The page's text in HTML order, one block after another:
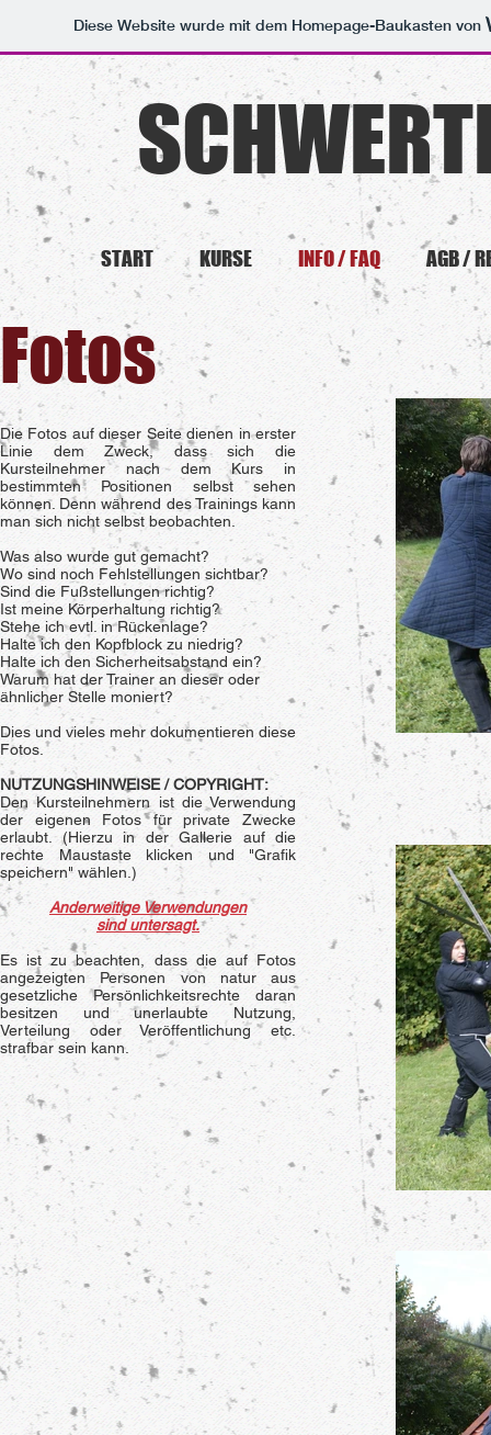
Diese Website wurde mit dem Homepage-Baukasten von
START KURSE INFO / FAQ AGB /
Fotos
Die Fotos auf dieser Seite dienen in erster
Linie dem Zweck, dass sich die
Kursteilnehmer nach dem Kurs in
bestimmten Positionen selbst sehen
können. Denn während des Trainings kann
man sich nicht selbst beobachten.
Was also wurde gut gemacht?
Wo sind noch Fehlstellungen sichtbar?
Sind die Fußstellungen richtig?
Ist meine Körperhaltung richtig?
Stehe ich evtl. in Rückenlage?
Halte ich den Kopfblock zu niedrig?
Halte ich den Sicherheitsabstand ein?
Warum hat der Trainer an dieser oder
ähnlicher Stelle moniert?
Dies und vieles mehr dokumentieren diese
Fotos.
NUTZUNGSHINWEISE / COPYRIGHT:
Den Kursteilnehmern ist die Verwendung
der eigenen Fotos für private Zwecke
erlaubt. (Hierzu in der Gallerie auf die
rechte Maustaste klicken und "Grafik
speichern" wählen.)
Anderweitige Verwendungen
sind untersagt.
Es ist zu beachten, dass die auf Fotos
angezeigten Personen von natur aus
gesetzliche Persönlichkeitsrechte daran
besitzen und unerlaubte Nutzung,
Verteilung oder Veröffentlichung etc.
strafbar sein kann.